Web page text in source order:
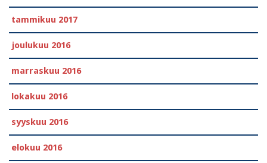
tammikuu 2017
joulukuu 2016
marraskuu 2016
lokakuu 2016
syyskuu 2016
elokuu 2016